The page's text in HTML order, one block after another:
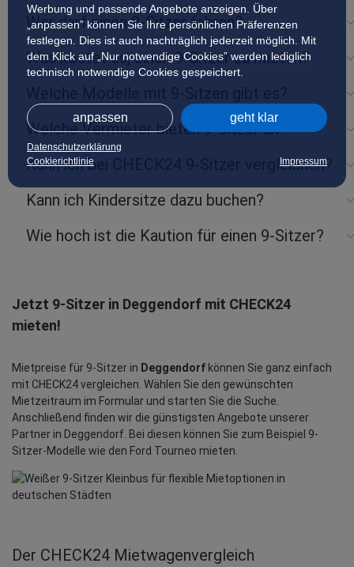
Werbung und passende Angebote anzeigen. Über
„anpassen” können Sie Ihre persönlichen Präferenzen
festlegen. Dies ist auch nachträglich jederzeit möglich. Mit
dem Klick auf „Nur notwendige Cookies” werden lediglich
technisch notwendige Cookies gespeichert.
anpassen geht klar
Datenschutzerklärung
Cookierichtlinie
Impressum
Wer darf einen 9-Sitzer fahren?
Was kostet es, einen 9-Sitzer zu mieten?
Welche Vermieter bieten 9-Sitzer an?
Kann ich bei CHECK24 9-Sitzer vergleichen?
Kann ich Kindersitze dazu buchen?
Wie hoch ist die Kaution für einen 9-Sitzer?
Jetzt 9-Sitzer in Deggendorf mit CHECK24
mieten!
Mietpreise für 9-Sitzer in Deggendorf können Sie ganz einfach
mit CHECK24 vergleichen. Wählen Sie den gewünschten
Mietzeitraum im Formular und starten Sie die Suche.
Anschließend finden wir die günstigsten Angebote unserer
Partner in Deggendorf. Bei diesen können Sie zum Beispiel 9-
Sitzer-Modelle wie den Ford Tourneo mieten.
Der CHECK24 Mietwagenvergleich